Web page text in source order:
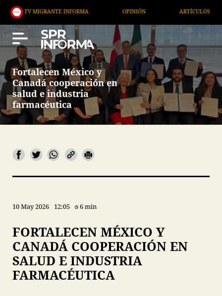
INFORMA
Fortalecen México y
Canadá cooperación en
salud e industria
farmacéutica
10 May 2026 12:05 6 min
FORTALECEN MÉXICO Y
CANADÁ COOPERACIÓN EN
SALUD E INDUSTRIA
FARMACÉUTICA